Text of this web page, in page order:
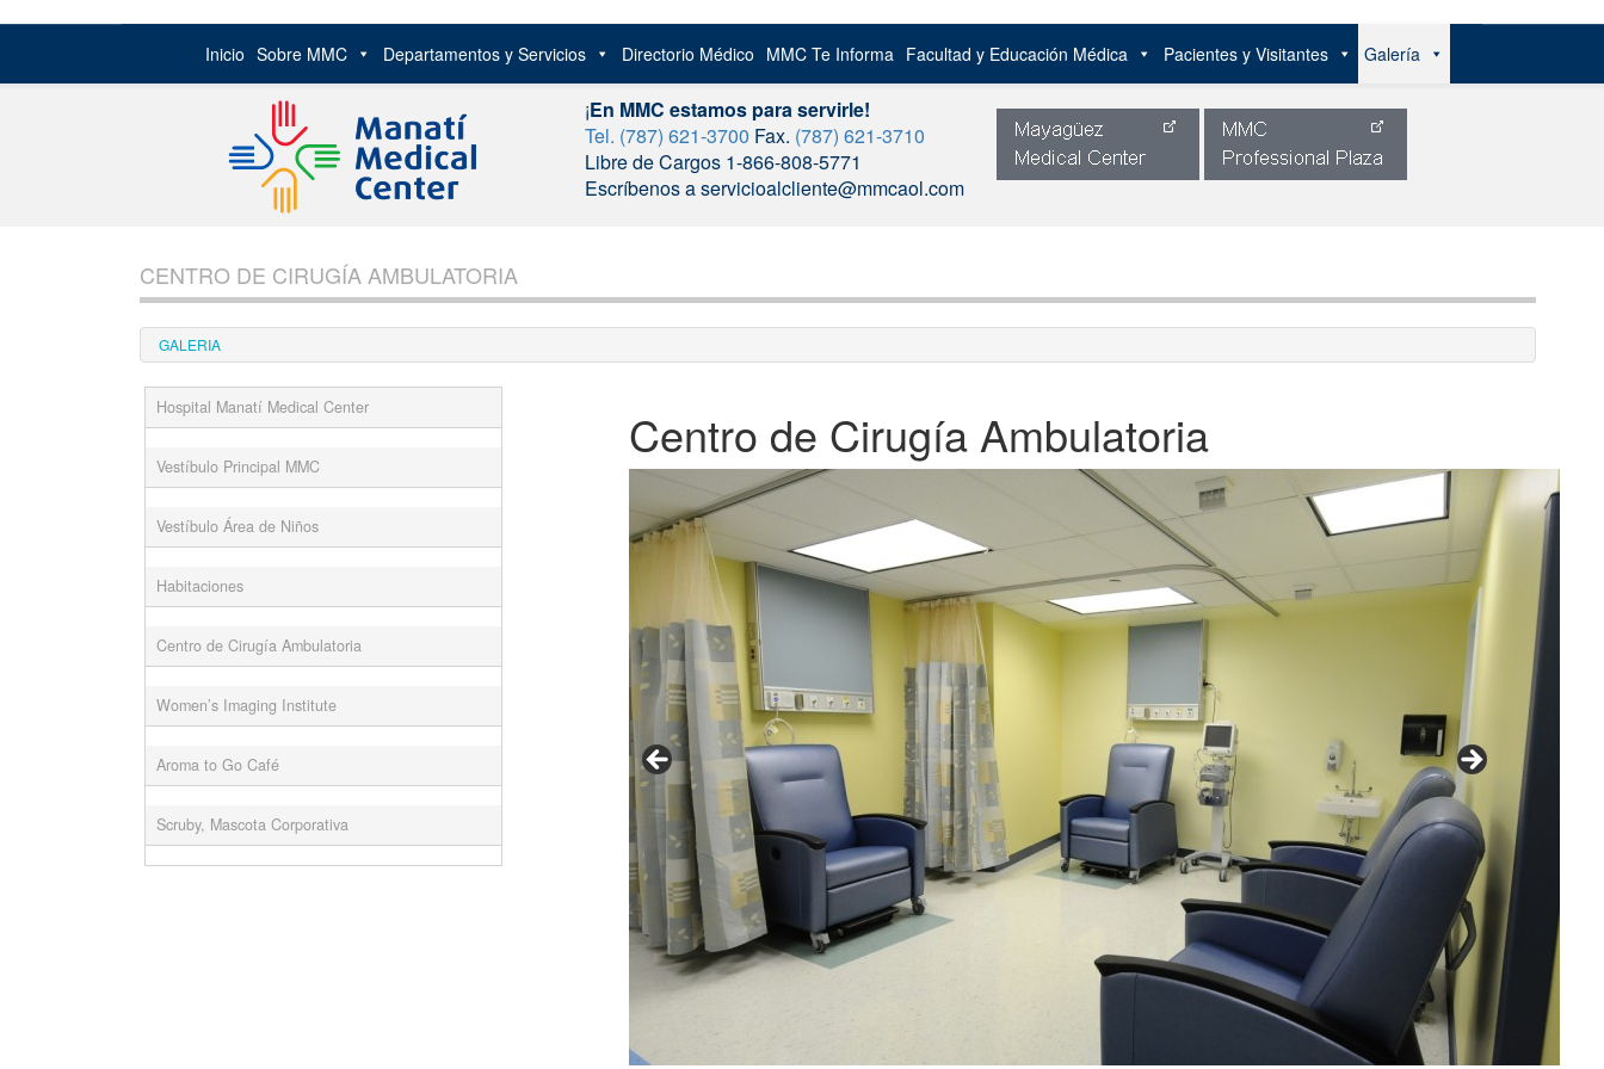
Inicio Sobre MMC Departamentos y Servicios Directorio Médico MMC Te Informa Facultad y Educación Médica Pacientes y Visitantes Galería
¡En MMC estamos para servirle!
Tel. (787) 621-3700 Fax. (787) 621-3710
Libre de Cargos 1-866-808-5771
Escríbenos a servicioalcliente@mmcaol.com
content
CENTRO DE CIRUGÍA AMBULATORIA
GALERIA
Hospital Manatí Medical Center
Vestíbulo Principal MMC
Vestíbulo Área de Niños
Habitaciones
Centro de Cirugía Ambulatoria
Women’s Imaging Institute
Aroma to Go Café
Scruby, Mascota Corporativa
Centro de Cirugía Ambulatoria